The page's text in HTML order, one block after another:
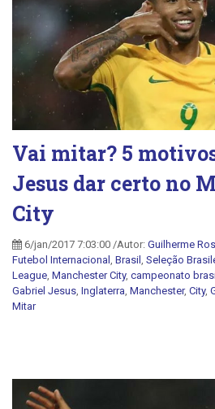
Vai mitar? 5
Jesus dar certo no
City
6/jan/2017 7:03:00 /Autor: Guilherme
Futebol Internacional , Brasil , Seleção
League, Manchester City, campeonato
Gabriel Jesus, Inglaterra, Manchester, City,
Mitar